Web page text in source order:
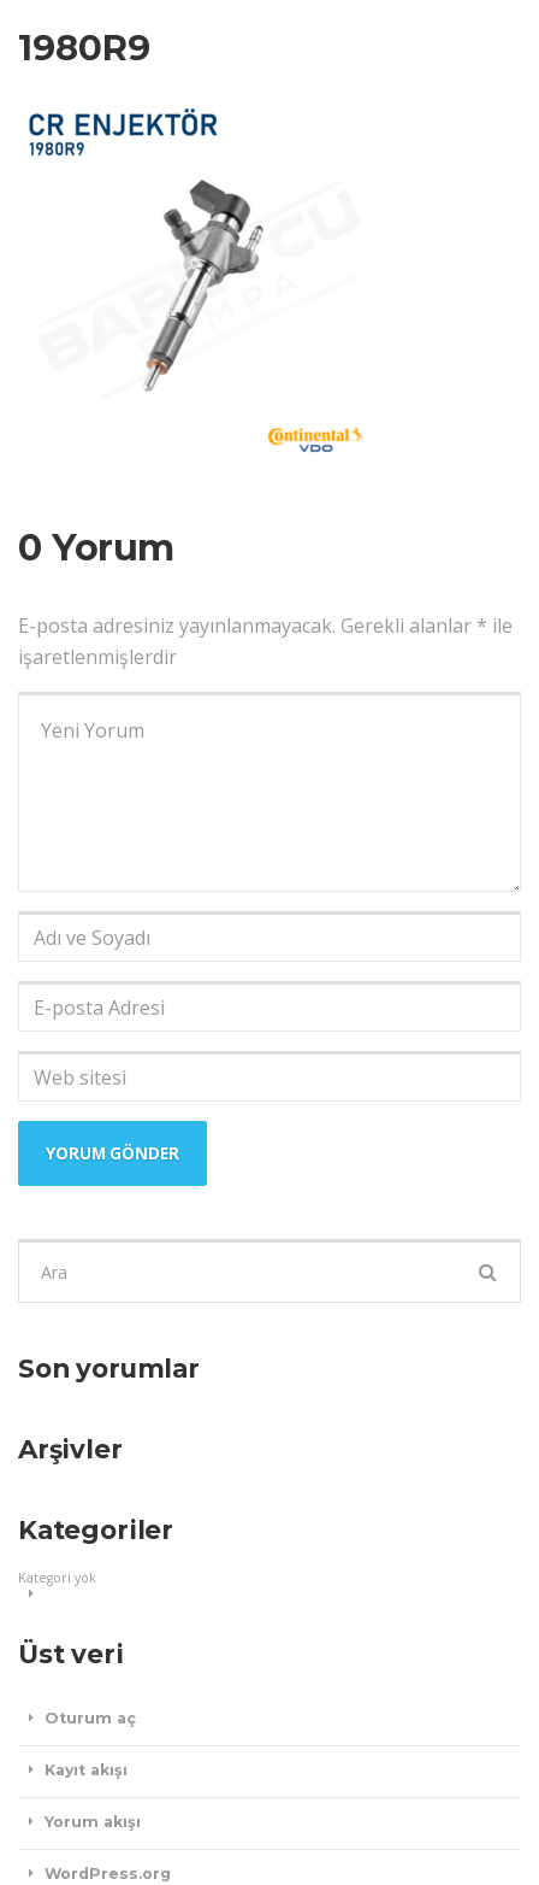
1980R9
0 Yorum
E-posta adresiniz yayınlanmayacak. Gerekli alanlar * ile
işaretlenmişlerdir
Adı
Soyadı*
posta
Adresi*
Web
ara:
Son yorumlar
Arşivler
Kategoriler
Kategori yok
Üst veri
Oturum aç
Kayıt akışı
Yorum akışı
WordPress.org